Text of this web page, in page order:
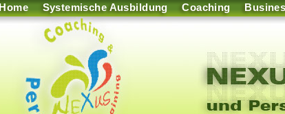
Home Systemische Ausbildung Coaching